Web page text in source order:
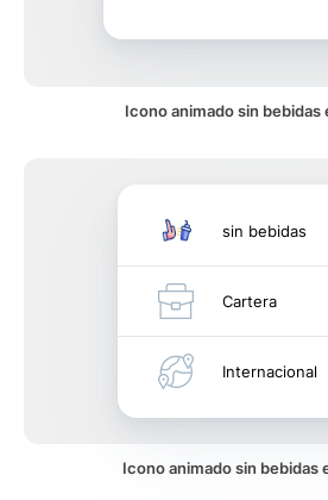
Icono animado sin bebidas
sin bebidas
Cartera
Internacional
Icono animado sin bebidas